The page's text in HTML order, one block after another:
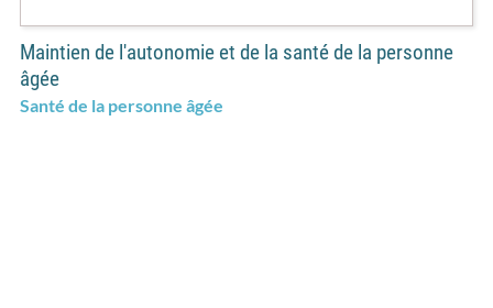
Maintien de l'autonomie et de la santé de la personne
âgée
Santé de la personne âgée